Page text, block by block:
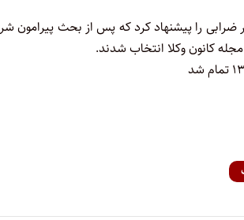
ضرابی را پیشنهاد کرد که پس از بحث پیرامون
مجله کانون وکلا انتخاب شدند.